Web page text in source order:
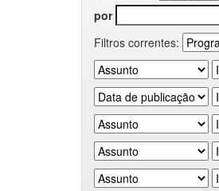
por
Filtros correntes: